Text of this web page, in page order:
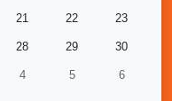
21 22 23
28 29 30
4 5 6